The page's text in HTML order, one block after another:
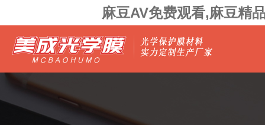
麻豆AV免费观看,麻豆精